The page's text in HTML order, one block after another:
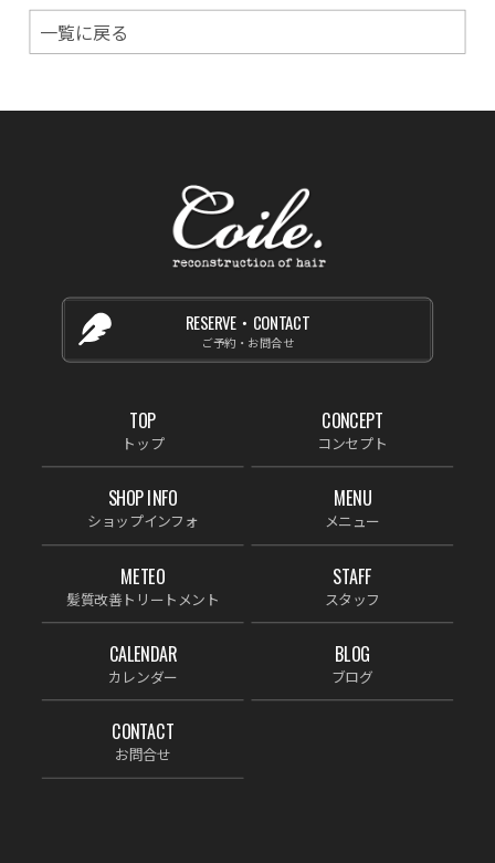
一覧に戻る
RESERVE・CONTACT
ご予約・お問合せ
TOP
トップ
CONCEPT
コンセプト
SHOP INFO
ショップインフォ
MENU
メニュー
METEO
髪質改善トリートメント
STAFF
スタッフ
CALENDAR
カレンダー
BLOG
ブログ
CONTACT
お問合せ